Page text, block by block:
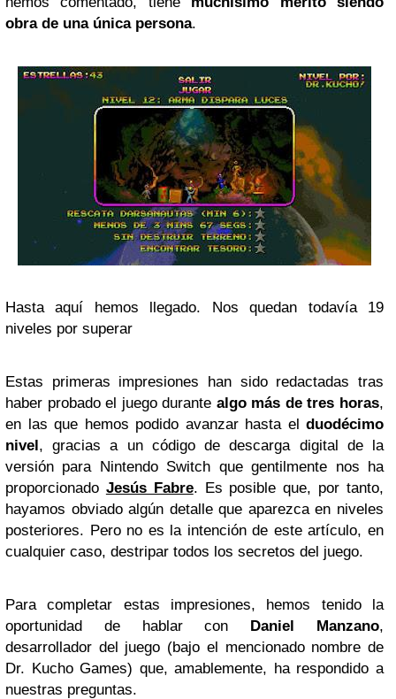
obra de una única persona.
Hasta aquí hemos llegado. Nos quedan todavía 19
niveles por superar
Estas primeras impresiones han sido redactadas tras
haber probado el juego durante algo más de tres horas,
en las que hemos podido avanzar hasta el duodécimo
nivel, gracias a un código de descarga digital de la
versión para Nintendo Switch que gentilmente nos ha
proporcionado Jesús Fabre. Es posible que, por tanto,
hayamos obviado algún detalle que aparezca en niveles
posteriores. Pero no es la intención de este artículo, en
cualquier caso, destripar todos los secretos del juego.
Para completar estas impresiones, hemos tenido la
oportunidad de hablar con Daniel Manzano,
desarrollador del juego (bajo el mencionado nombre de
Dr. Kucho Games) que, amablemente, ha respondido a
nuestras preguntas.